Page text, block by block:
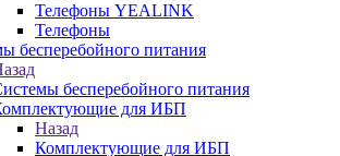
Телефоны YEALINK
Телефоны
бесперебойного питания
бесперебойного питания
для ИБП
Назад
Комплектующие для ИБП